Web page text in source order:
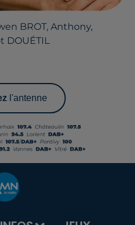
BROT, Titouan
l'antenne